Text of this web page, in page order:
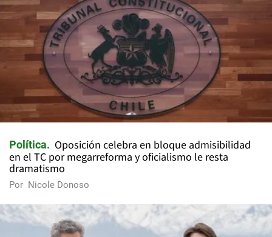
Política
Oposición celebra en bloque admisibilidad
en el TC por megarreforma y oficialismo le resta
dramatismo
Por Nicole Donoso